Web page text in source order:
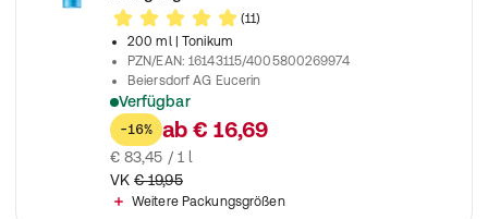
(11)
200 ml
| Tonikum
PZN/EAN:16143115/4005800269974
Beiersdorf AG Eucerin
Verfügbar
Eucerin DermatoClean [Hyaluron] Sanfte Reinigungsmilch
-16% ab € 16,69
€ 83,45 / 1 l
VK € 19,95
Weitere Packungsgrößen